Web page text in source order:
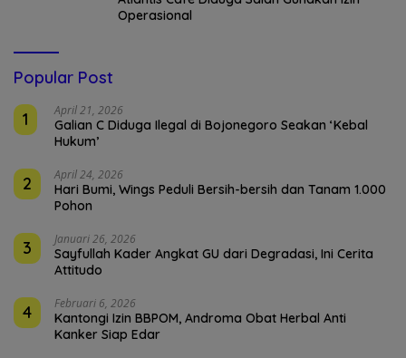
Operasional
Popular Post
1
April 21, 2026
Galian C Diduga Ilegal di Bojonegoro Seakan ‘Kebal
Hukum’
2 April 24, 2026
Hari Bumi, Wings Peduli Bersih-bersih dan Tanam 1.000
Pohon
3 Januari 26, 2026
Sayfullah Kader Angkat GU dari Degradasi, Ini Cerita
Attitudo
4 Februari 6, 2026
Kantongi Izin BBPOM, Androma Obat Herbal Anti
Kanker Siap Edar